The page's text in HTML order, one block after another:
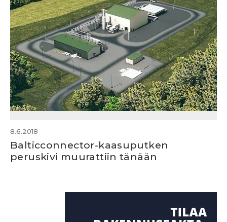
8.6.2018
Balticconnector-kaasuputken
peruskivi muurattiin tänään